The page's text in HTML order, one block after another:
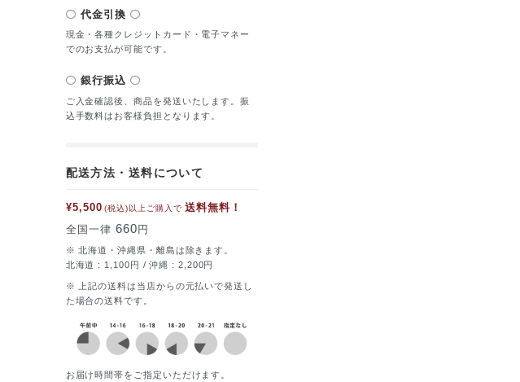
代金引換
現金・各種クレジットカード・電子マネー
でのお支払が可能です。
銀行振込
ご入金確認後、商品を発送いたします。振
込手数料はお客様負担となります。
配送方法・送料について
¥5,500 (税込)以上ご購入で 送料無料！
全国一律 660 円
※ 北海道・沖縄県・離島は除きます。
北海道 : 1,100円 / 沖縄 : 2,200円
※ 上記の送料は当店からの元払いで発送し
た場合の送料です。
お届け時間帯をご指定いただけます。